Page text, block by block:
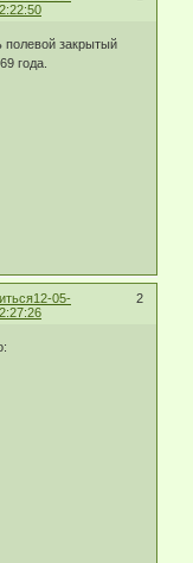
полевой закрытый
года.
2
12-05-